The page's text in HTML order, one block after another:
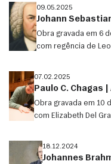
09.05.2025
Johann
Obra gravada em 6
com regência de
07.02.2025
Paulo C. Chagas
Obra gravada em 10
com Elizabeth Del
18.12.2024
Johannes